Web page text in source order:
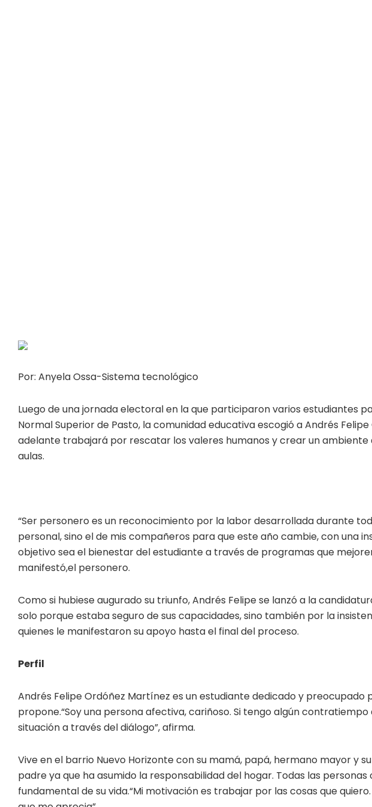
Por: Anyela Ossa-Sistema tecnológico
Luego de una jornada electoral en la que participaron varios estudiantes
Normal Superior de Pasto, la comunidad educativa escogió a Andrés
adelante trabajará por rescatar los valeres humanos y crear un ambiente
aulas.
“Ser personero es un reconocimiento por la labor desarrollada durante
personal, sino el de mis compañeros para que este año cambie, con una
objetivo sea el bienestar del estudiante a través de programas que
manifestó,el personero.
Como si hubiese augurado su triunfo, Andrés Felipe se lanzó a la
solo porque estaba seguro de sus capacidades, sino también por la
quienes le manifestaron su apoyo hasta el final del proceso.
Perfil
Andrés Felipe Ordóñez Martínez es un estudiante dedicado y preocupado
propone.“Soy una persona afectiva, cariñoso. Si tengo algún
situación a través del diálogo”, afirma.
Vive en el barrio Nuevo Horizonte con su mamá, papá, hermano mayor y
padre ya que ha asumido la responsabilidad del hogar. Todas las
fundamental de su vida.“Mi motivación es trabajar por las cosas que